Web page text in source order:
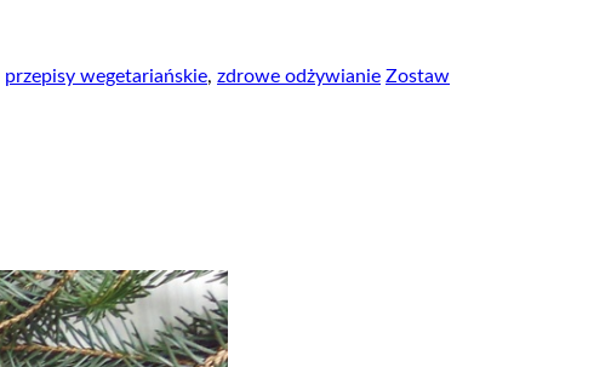
przepisy wegetariańskie, zdrowe odżywianie Zostaw